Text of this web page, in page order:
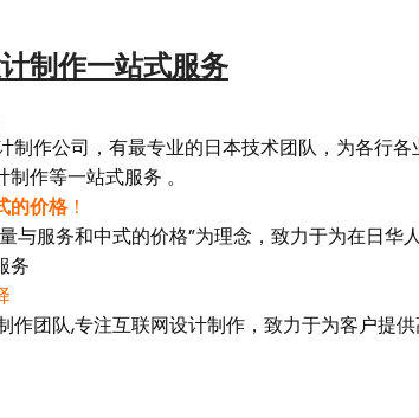
制作一站式服务
制作公司，有最专业的日本技术团队，为各行
作等一站式服务 。
的价格！
与服务和中式的价格”为理念，致力于为在日华
务
作团队,专注互联网设计制作，致力于为客户提